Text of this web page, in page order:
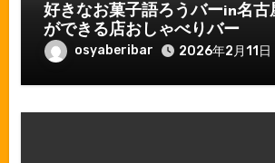
好きなお菓子語ろうバーin名古
ができる店おしゃべりバー
osyaberibar 2026年2月11日